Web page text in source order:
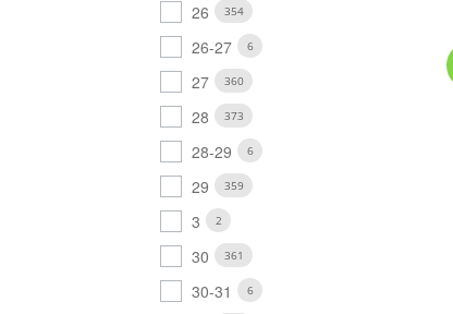
26 354
26-27 6
27 360
28 373
28-29 6
29 359
3 2
30 361
30-31 6